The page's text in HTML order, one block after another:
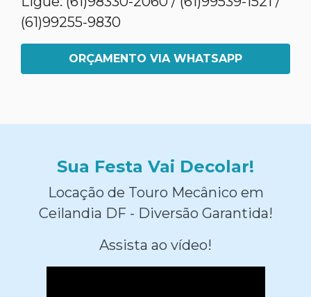
(61)99255-9830
ORÇAMENTO VIA WHATSAPP
Sua Festa Vai Decolar!
Locação de Touro Mecânico em
Ceilandia DF - Diversão Garantida!
Assista ao vídeo!